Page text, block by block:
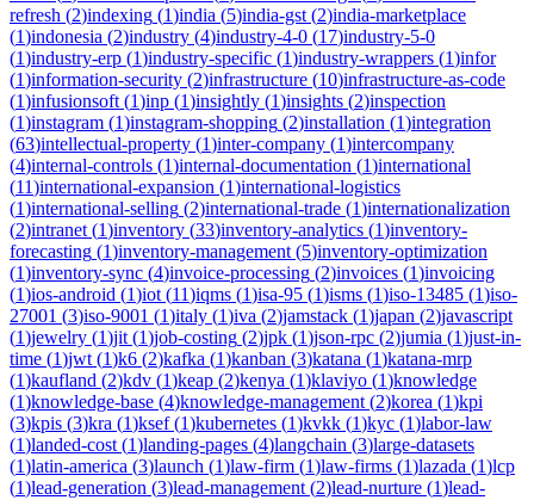
refresh (2)indexing (1)india (5)india-gst (2)india-marketplace
(1)indonesia (2)industry (4)industry-4-0 (17)industry-5-0
(1)industry-erp (1)industry-specific (1)industry-wrappers (1)infor
(1)information-security (2)infrastructure (10)infrastructure-as-code
(1)infusionsoft (1)inp (1)insightly (1)insights (2)inspection
(1)instagram (1)instagram-shopping (2)installation (1)integration
(63)intellectual-property (1)inter-company (1)intercompany
(4)internal-controls (1)internal-documentation (1)international
(11)international-expansion (1)international-logistics
(1)international-selling (2)international-trade (1)internationalization
(2)intranet (1)inventory (33)inventory-analytics (1)inventory-
forecasting (1)inventory-management (5)inventory-optimization
(1)inventory-sync (4)invoice-processing (2)invoices (1)invoicing
(1)ios-android (1)iot (11)iqms (1)isa-95 (1)isms (1)iso-13485 (1)iso-
27001 (3)iso-9001 (1)italy (1)iva (2)jamstack (1)japan (2)javascript
(1)jewelry (1)jit (1)job-costing (2)jpk (1)json-rpc (2)jumia (1)just-in-
time (1)jwt (1)k6 (2)kafka (1)kanban (3)katana (1)katana-mrp
(1)kaufland (2)kdv (1)keap (2)kenya (1)klaviyo (1)knowledge
(1)knowledge-base (4)knowledge-management (2)korea (1)kpi
(3)kpis (3)kra (1)ksef(1)kubernetes (1)kvkk (1)kyc (1)labor-law
(1)landed-cost (1)landing-pages (4)langchain (3)large-datasets
(1)latin-america (3)launch (1)law-firm (1)law-firms (1)lazada (1)lcp
(1)lead-generation (3)lead-management (2)lead-nurture (1)lead-